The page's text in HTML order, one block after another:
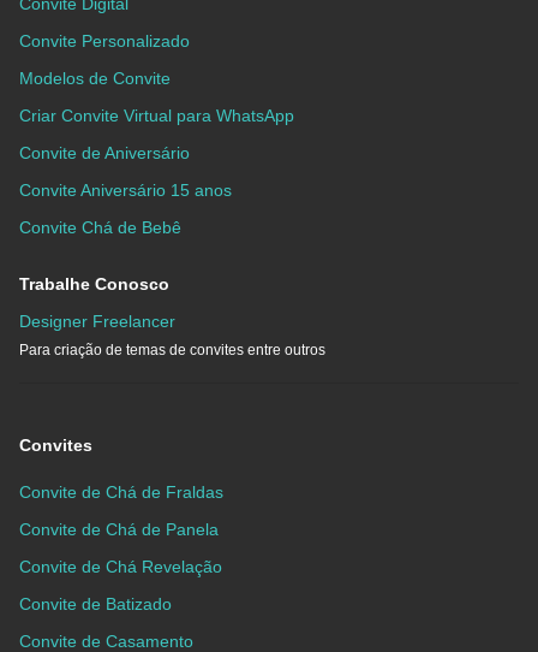
Convite Personalizado
Modelos de Convite
Criar Convite Virtual para WhatsApp
Convite de Aniversário
Convite Aniversário 15 anos
Convite Chá de Bebê
Trabalhe Conosco
Designer Freelancer
Para criação de temas de convites entre outros
Convites
Convite de Chá de Fraldas
Convite de Chá de Panela
Convite de Chá Revelação
Convite de Batizado
Convite de Casamento